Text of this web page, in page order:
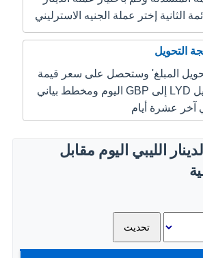
الثانية إختر عملة الجنيه الاسترليني
المبلغ' وستحصل على سعر قيمة
المبلغ وسعر تحويل LYD إلى GBP اليوم ومخطط بياني
آخر عشرة أيام
الليبي اليوم مقابل